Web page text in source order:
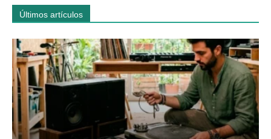
Últimos artículos